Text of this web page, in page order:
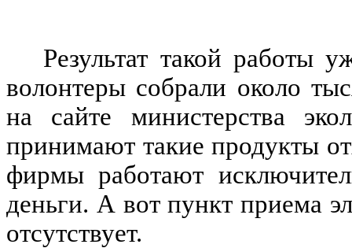
Результат такой работы
волонтеры собрали около
на сайте министерства
принимают такие продукты
фирмы работают
деньги. А вот пункт приема
отсутствует.